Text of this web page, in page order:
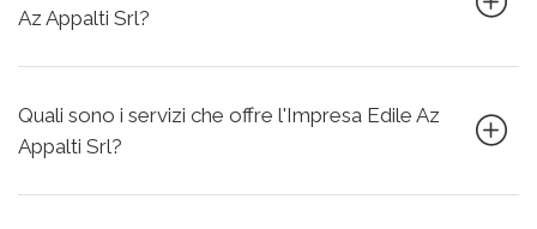
Az Appalti Srl?
Quali sono i servizi che offre l'Impresa Edile Az
Appalti Srl?